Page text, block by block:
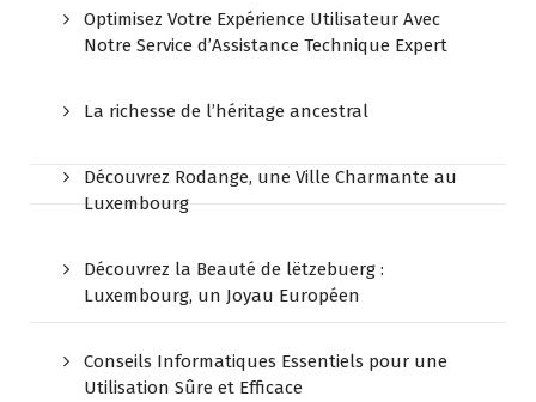
Optimisez Votre Expérience Utilisateur Avec
Notre Service d’Assistance Technique Expert
La richesse de l’héritage ancestral
Découvrez Rodange, une Ville Charmante au
Luxembourg
Découvrez la Beauté de lëtzebuerg :
Luxembourg, un Joyau Européen
Conseils Informatiques Essentiels pour une
Utilisation Sûre et Efficace